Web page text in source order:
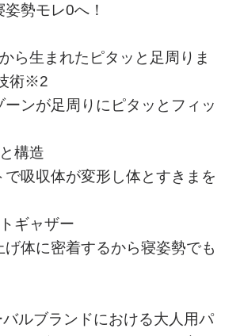
勢モレ0へ！
ら生まれたピタッと足周りま
術※2
ーンが足周りにピタッとフィッ
構造
吸収体が変形し体とすきまを
ギャザー
体に密着するから寝姿勢でも
ルブランドにおける大人用パ